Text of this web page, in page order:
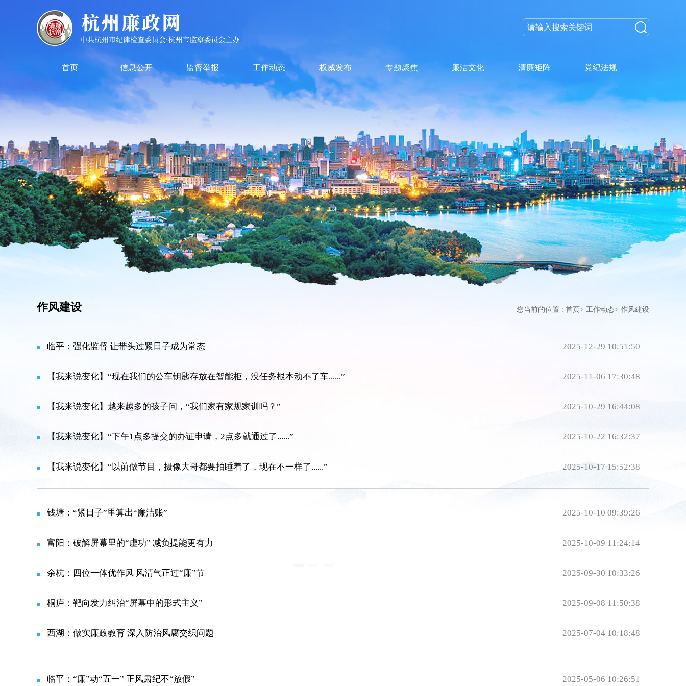
首页 信息公开 监督举报 工作动态 权威发布 专题聚焦 廉洁文化 清廉矩阵 党纪法规
作风建设 您当前的位置 : 首页 > 工作动态> 作风建设
临平：强化监督 让带头过紧日子成为常态 2025-12-29 10:51:50
【我来说变化】“现在我们的公车钥匙存放在智能柜，没任务根本动不了车......” 2025-11-06 17:30:48
【我来说变化】越来越多的孩子问，“我们家有家规家训吗？” 2025-10-29 16:44:08
【我来说变化】“下午1点多提交的办证申请，2点多就通过了......” 2025-10-22 16:32:37
【我来说变化】“以前做节目，摄像大哥都要拍睡着了，现在不一样了......” 2025-10-17 15:52:38
钱塘：“紧日子”里算出“廉洁账” 2025-10-10 09:39:26
富阳：破解屏幕里的“虚功” 减负提能更有力 2025-10-09 11:24:14
余杭：四位一体优作风 风清气正过“廉”节 2025-09-30 10:33:26
桐庐：靶向发力纠治“屏幕中的形式主义” 2025-09-08 11:50:38
西湖：做实廉政教育 深入防治风腐交织问题 2025-07-04 10:18:48
临平：“廉”动“五一” 正风肃纪不“放假” 2025-05-06 10:26:51